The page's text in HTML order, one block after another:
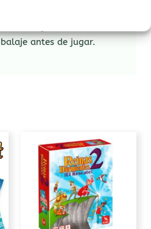
antes de jugar.